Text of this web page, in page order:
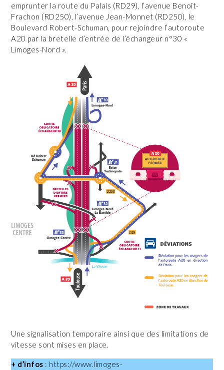
emprunter la route du Palais (RD29), l’avenue Benoît-
Frachon (RD250), l’avenue Jean-Monnet (RD250), le
Boulevard Robert-Schuman, pour rejoindre l’autoroute
A20 par la bretelle d’entrée de l’échangeur n°30 «
Limoges-Nord ».
Une signalisation temporaire ainsi que des limitations de
vitesse sont mises en place.
+ d’infos : https://www.limoges-